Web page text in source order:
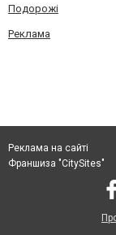
Подорожі
Реклама
Реклама на сайті
Франшиза "CitySites"